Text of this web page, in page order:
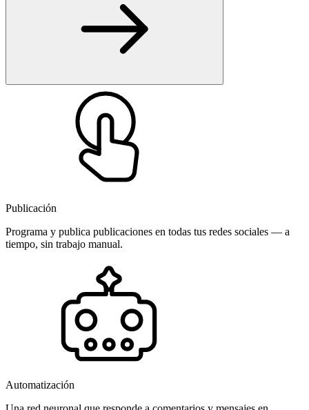
Publicación
Programa y publica publicaciones en todas tus redes sociales — a
tiempo, sin trabajo manual.
Automatización